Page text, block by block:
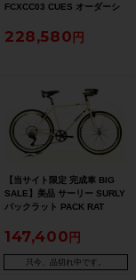
FCXCC03 CUES オーダーシ
バー化 2024年 500サイズ ダ
ークバイオレット 【お買い得
228,580
【当サイト限定 完成車 BIG
SALE】美品 サーリー SURLY
パックラット PACK RAT
ズ クリーム 【期間限定 12/25
午前10時迄】
147,400
只今、品切れ中です。